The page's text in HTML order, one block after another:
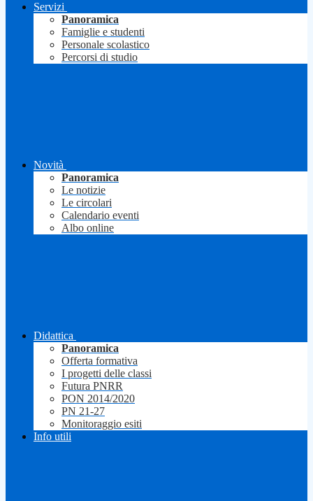
Servizi
Panoramica
Famiglie e studenti
Personale scolastico
Percorsi di studio
Novità
Panoramica
Le notizie
Le circolari
Calendario eventi
Albo online
Didattica
Panoramica
Offerta formativa
I progetti delle classi
Futura PNRR
PON 2014/2020
PN 21-27
Monitoraggio esiti
Info utili